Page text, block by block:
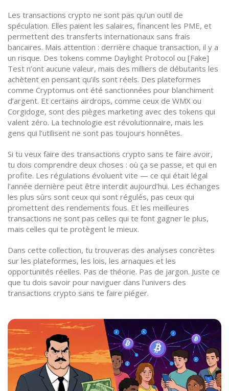
Les transactions crypto ne sont pas qu’un outil de
spéculation. Elles paient les salaires, financent les PME, et
permettent des transferts internationaux sans frais
bancaires. Mais attention : derrière chaque transaction, il y a
un risque. Des tokens comme Daylight Protocol ou [Fake]
Test n’ont aucune valeur, mais des milliers de débutants les
achètent en pensant qu’ils sont réels. Des plateformes
comme Cryptomus ont été sanctionnées pour blanchiment
d’argent. Et certains airdrops, comme ceux de WMX ou
Corgidoge, sont des pièges marketing avec des tokens qui
valent zéro. La technologie est révolutionnaire, mais les
gens qui l’utilisent ne sont pas toujours honnêtes.
Si tu veux faire des transactions crypto sans te faire avoir,
tu dois comprendre deux choses : où ça se passe, et qui en
profite. Les régulations évoluent vite — ce qui était légal
l’année dernière peut être interdit aujourd’hui. Les échanges
les plus sûrs sont ceux qui sont régulés, pas ceux qui
promettent des rendements fous. Et les meilleures
transactions ne sont pas celles qui te font gagner le plus,
mais celles qui te protègent le mieux.
Dans cette collection, tu trouveras des analyses concrètes
sur les plateformes, les lois, les arnaques et les
opportunités réelles. Pas de théorie. Pas de jargon. Juste ce
que tu dois savoir pour naviguer dans l’univers des
transactions crypto sans te faire piéger.